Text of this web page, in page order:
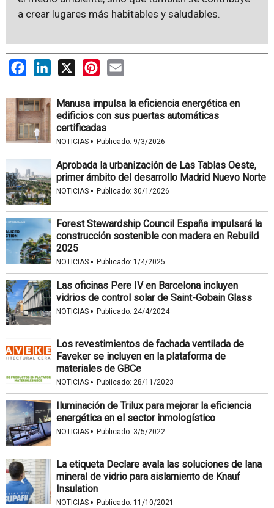
a crear lugares más habitables y saludables.
FacebookLinkedIn
X PinterestEmail
Manusa impulsa la eficiencia energética en
edificios con sus puertas automáticas
certificadas
NOTICIAS · Publicado: 9/3/2026
Aprobada la urbanización de Las Tablas Oeste,
primer ámbito del desarrollo Madrid Nuevo Norte
NOTICIAS · Publicado: 30/1/2026
Forest Stewardship Council España impulsará la
construcción sostenible con madera en Rebuild
2025
NOTICIAS · Publicado: 1/4/2025
Las oficinas Pere IV en Barcelona incluyen
vidrios de control solar de Saint-Gobain Glass
NOTICIAS · Publicado: 24/4/2024
Los revestimientos de fachada ventilada de
Faveker se incluyen en la plataforma de
materiales de GBCe
NOTICIAS · Publicado: 28/11/2023
Iluminación de Trilux para mejorar la eficiencia
energética en el sector inmologístico
NOTICIAS · Publicado: 3/5/2022
La etiqueta Declare avala las soluciones de lana
mineral de vidrio para aislamiento de Knauf
Insulation
NOTICIAS · Publicado: 11/10/2021